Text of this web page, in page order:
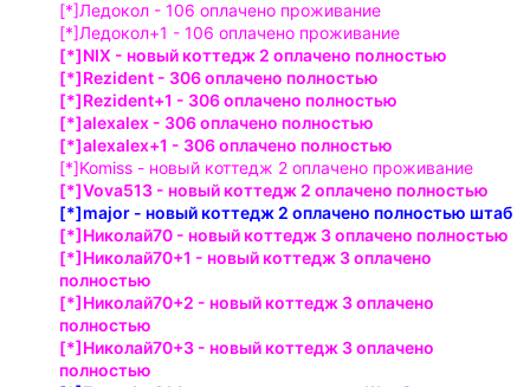
[*]Ледокол - 106 оплачено проживание
[*]Ледокол+1 - 106 оплачено проживание
[*]NIX - новый коттедж 2 оплачено полностью
[*]Rezident - 306 оплачено полностью
[*]Rezident+1 - 306 оплачено полностью
[*]alexalex - 306 оплачено полностью
[*]alexalex+1 - 306 оплачено полностью
[*]Komiss - новый коттедж 2 оплачено проживание
[*]Vova513 - новый коттедж 2 оплачено полностью
[*]major - новый коттедж 2 оплачено полностью штаб
[*]Николай70 - новый коттедж 3 оплачено полностью
[*]Николай70+1 - новый коттедж 3 оплачено
полностью
[*]Николай70+2 - новый коттедж 3 оплачено
полностью
[*]Николай70+3 - новый коттедж 3 оплачено
полностью